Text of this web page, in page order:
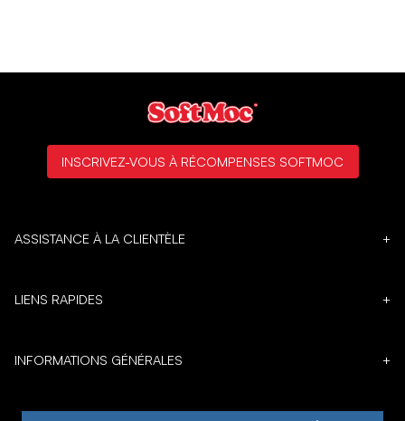
ASSISTANCE À LA CLIENTÈLE +
LIENS RAPIDES +
INFORMATIONS GÉNÉRALES +
INSCRIVEZ-VOUS À RÉCOMPENSES SOFTMOC